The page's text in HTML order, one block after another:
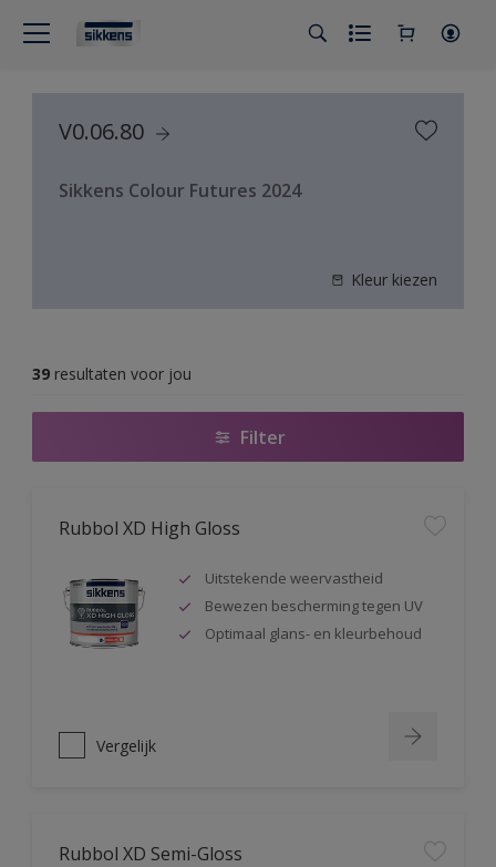
V0.06.80
Sikkens Colour Futures 2024
Kleur kiezen
39 resultaten voor jou
Filter
Rubbol XD High Gloss
Uitstekende weervastheid
Bewezen bescherming tegen UV
Optimaal glans- en kleurbehoud
Vergelijk
Rubbol XD Semi-Gloss